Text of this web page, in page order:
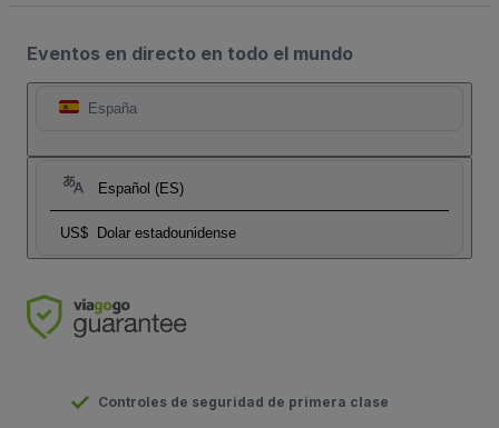
Eventos en directo en todo el mundo
España
Español (ES)
US$ Dolar estadounidense
Controles de seguridad de primera clase